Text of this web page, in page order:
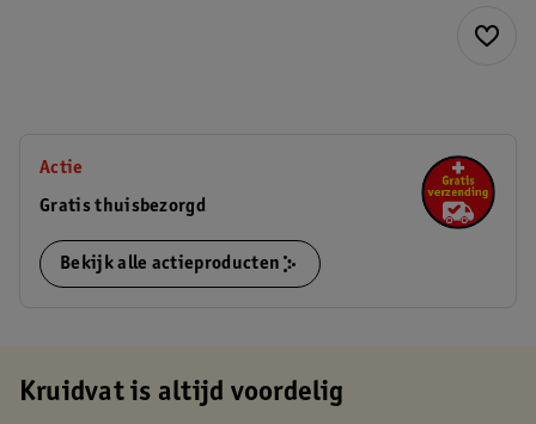
Actie
Gratis thuisbezorgd
Bekijk alle actieproducten
Kruidvat is altijd voordelig